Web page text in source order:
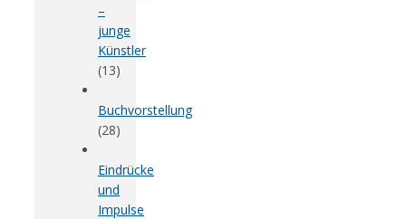
–
junge
Künstler
(13)
Buchvorstellung
(28)
Eindrücke
und
Impulse